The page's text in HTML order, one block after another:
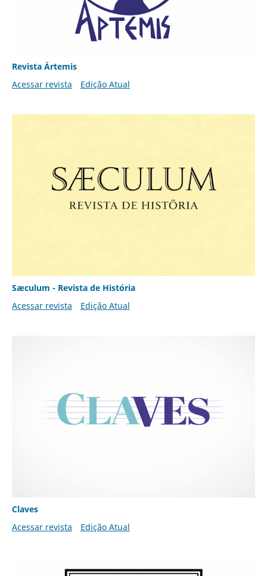
Revista Ártemis
Acessar revista
Edição Atual
Sæculum - Revista de História
Acessar revista
Edição Atual
Claves
Acessar revista
Edição Atual